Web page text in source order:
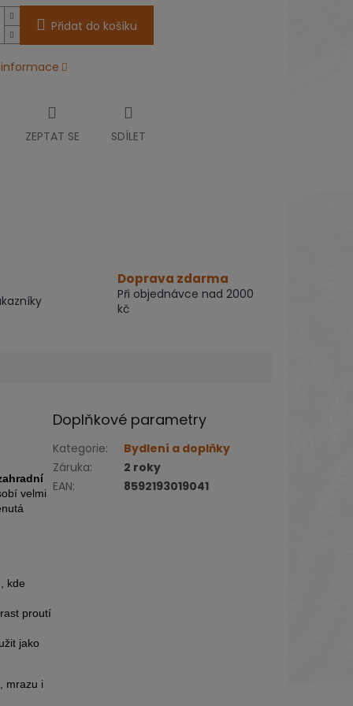
Přidat do košíku
ZEPTAT SE SDÍLET
Doprava zdarma
Při objednávce nad 2000
kč
velmi
kde
proutí
jako
mrazu i
Doplňkové parametry
Kategorie:
Bydlení a doplňky
Záruka:
2 roky
EAN: 8592193019041